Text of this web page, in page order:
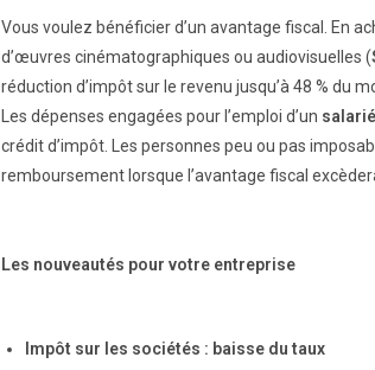
Vous voulez bénéficier d’un avantage fiscal. En
d’œuvres cinématographiques ou audiovisuelles (
réduction d’impôt sur le revenu jusqu’à 48 % du
Les dépenses engagées pour l’emploi d’un
crédit d’impôt. Les personnes peu ou pas
remboursement lorsque l’avantage fiscal
Les nouveautés pour votre entreprise
Impôt sur les sociétés : baisse du taux